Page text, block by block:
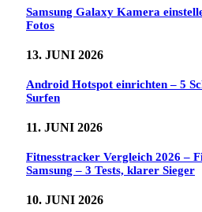
Samsung Galaxy Kamera
Fotos
13. JUNI 2026
Android Hotspot einrichten – 5
Surfen
11. JUNI 2026
Fitnesstracker Vergleich 2026 –
Samsung – 3 Tests, klarer Sieger
10. JUNI 2026